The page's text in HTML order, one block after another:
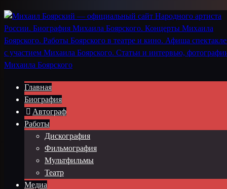
Главная
Биография
Автограф
Работы
Дискография
Фильмография
Мультфильмы
Театр
Медиа